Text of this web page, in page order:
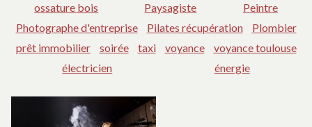
ossature bois
Paysagiste
Peintre
Photographe d'entreprise
Pilates récupération
Plombier
prêt immobilier
soirée taxi voyance
voyance toulouse
électricien
énergie